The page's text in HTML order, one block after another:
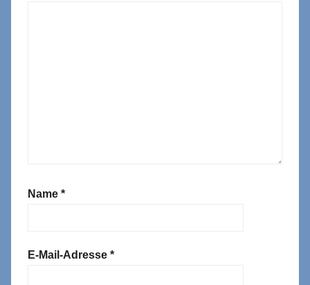
Name *
E-Mail-Adresse *